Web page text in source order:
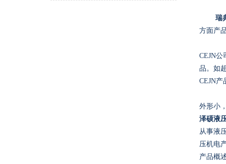
瑞
方面产
CEJN
品。如
CEJN
外形小
泽硕液
从事液
压机电
产品概